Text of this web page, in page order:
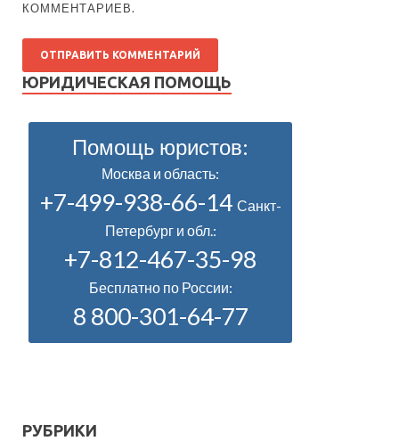
КОММЕНТАРИЕВ.
ЮРИДИЧЕСКАЯ ПОМОЩЬ
Помощь юристов:
Москва и область:
+7-499-938-66-14 Санкт-
Петербург и обл.:
+7-812-467-35-98
Бесплатно по России:
8 800-301-64-77
РУБРИКИ